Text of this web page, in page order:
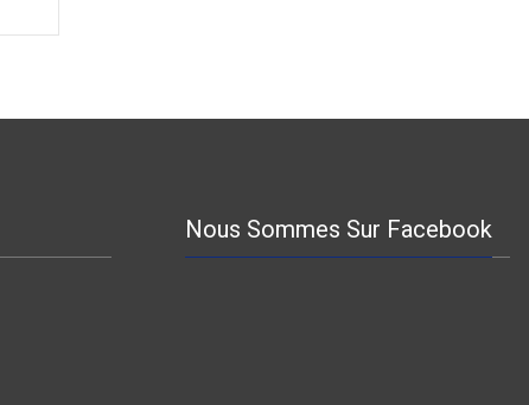
Nous Sommes Sur Facebook